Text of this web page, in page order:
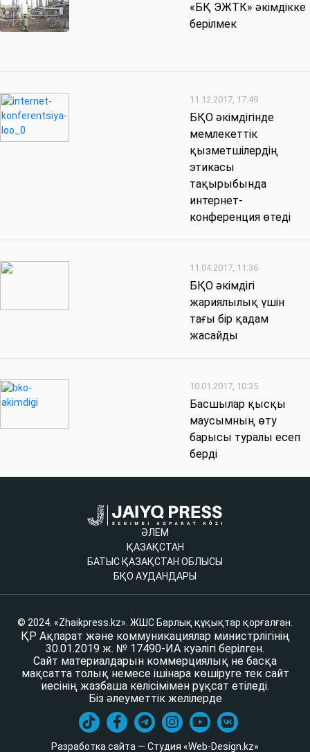
«БҚ ЭЖТК» әкімдікке
берілмек
11.12.2017, 17:49
БҚО әкімдігінде
мемлекеттік
қызметшілердің
этикасы
тақырыбында
интернет-
конференция өтеді
11.04.2017, 11:36
БҚО әкімдігі
жариялылық үшін
тағы бір қадам
жасайды
10.01.2017, 10:35
Басшылар қысқы
маусымның өту
барысы туралы есеп
берді
ӘЛЕМ
ҚАЗАҚСТАН
БАТЫС ҚАЗАҚСТАН ОБЛЫСЫ
БҚО АУДАНДАРЫ
© 2024. «Zhaikpress.kz». ЖШС Барлық құқықтар қорғалған.
ҚР Ақпарат және коммуникациялар министрлігінің
30.01.2019 ж. № 17490-ИА куәлігі берілген.
Сайт материалдарын коммерциялық не басқа
мақсатта толық немесе ішінара көшіруге тек сайт
иесінің жазбаша келісімімен рұқсат етіледі.
Біз әлеуметтік желілерде
Разработка сайта — Студия «Web-Design.kz»